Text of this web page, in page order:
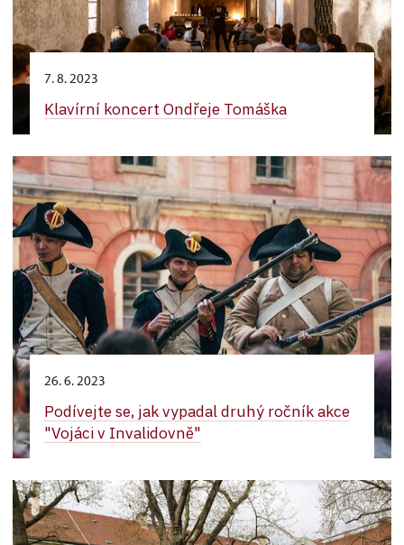
7. 8. 2023
Klavírní koncert Ondřeje Tomáška
26. 6. 2023
Podívejte se, jak vypadal druhý ročník akce
"Vojáci v Invalidovně"